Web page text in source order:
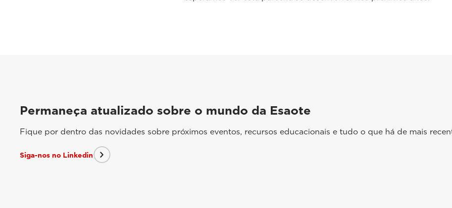
Permaneça atualizado sobre o mundo da Esaote
Fique por dentro das novidades sobre próximos eventos, recursos educacionais e tudo o que há de mais
Siga-nos no Linkedin